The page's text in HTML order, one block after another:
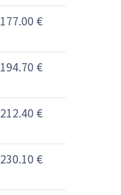
177.00 €
194.70 €
212.40 €
230.10 €